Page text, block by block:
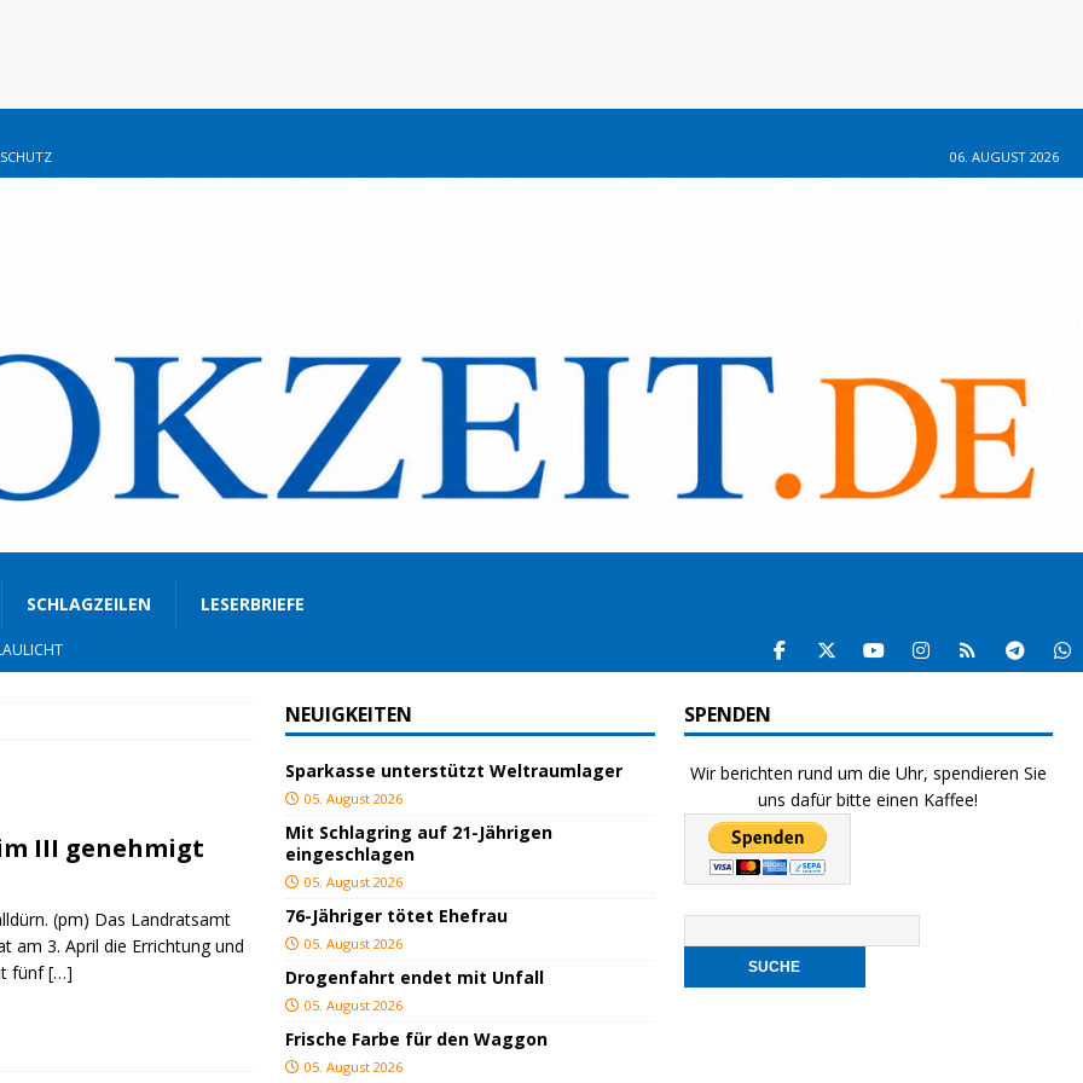
06. AUGUST 2026
SCHLAGZEILEN LESERBRIEFE
SPORT
TOP
III genehmigt
(pm) Das Landratsamt
am 3. April die Errichtung und
fünf[…]
NEUIGKEITEN
Sparkasse unterstützt Weltraumlager
05. August 2026
Mit Schlagring auf 21-Jährigen
eingeschlagen
05. August 2026
76-Jähriger tötet Ehefrau
05. August 2026
Drogenfahrt endet mit Unfall
05. August 2026
Frische Farbe für den Waggon
05. August 2026
SPENDEN
Wir berichten rund um die Uhr, spendieren Sie
uns dafür bitte einen Kaffee!